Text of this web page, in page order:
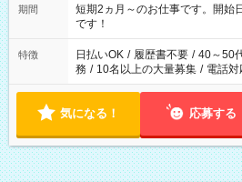
ただけます！ 【シフト固定もOK】★家庭の都合でお休みが必要
な場合も遠慮なくご相談ください。 ※週最低15時間以上の
が必要です
期間
短期2ヵ月～のお仕事です。開
です！
特徴 日払いOK / 履歴書不要 / 40～50
務 / 10名以上の大量募集 / 電話対
気になる！ 応募する